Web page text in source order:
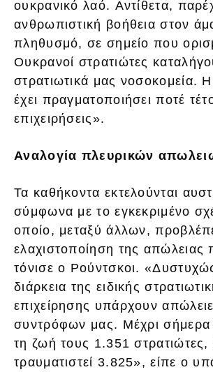
ουκρανικό λαό. Αντίθετα,
ανθρωπιστική βοήθεια στον
πληθυσμό, σε σημείο που
Ουκρανοί στρατιώτες
στρατιωτικά μας νοσοκομεία.
έχει πραγματοποιήσει ποτέ
επιχειρήσεις».
Αναλογία πλευρικών
Τα καθήκοντα εκτελούνται
σύμφωνα με το εγκεκριμένο
οποίο, μεταξύ άλλων,
ελαχιστοποίηση της απώλειας
τόνισε ο Ρούντσκοι.
διάρκεια της ειδικής
επιχείρησης υπάρχουν
συντρόφων μας. Μέχρι σήμερα
τη ζωή τους 1.351 στρατιώτες,
τραυματιστεί 3.825», είπε ο